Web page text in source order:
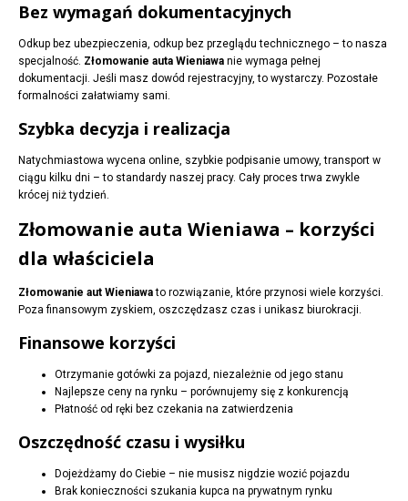
Bez wymagań dokumentacyjnych
Odkup bez ubezpieczenia, odkup bez przeglądu technicznego – to nasza
specjalność. Złomowanie auta Wieniawa nie wymaga pełnej
dokumentacji. Jeśli masz dowód rejestracyjny, to wystarczy. Pozostałe
formalności załatwiamy sami.
Szybka decyzja i realizacja
Natychmiastowa wycena online, szybkie podpisanie umowy, transport w
ciągu kilku dni – to standardy naszej pracy. Cały proces trwa zwykle
krócej niż tydzień.
Złomowanie auta Wieniawa – korzyści
dla właściciela
Złomowanie aut Wieniawato rozwiązanie, które przynosi wiele korzyści.
Poza finansowym zyskiem, oszczędzasz czas i unikasz biurokracji.
Finansowe korzyści
Otrzymanie gotówki za pojazd, niezależnie od jego stanu
Najlepsze ceny na rynku – porównujemy się z konkurencją
Płatność od ręki bez czekania na zatwierdzenia
Oszczędność czasu i wysiłku
Dojeżdżamy do Ciebie – nie musisz nigdzie wozić pojazdu
Brak konieczności szukania kupca na prywatnym rynku